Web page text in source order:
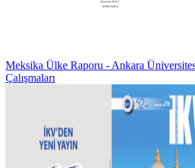
Meksika Ülke Raporu - Ankara
Çalışmaları